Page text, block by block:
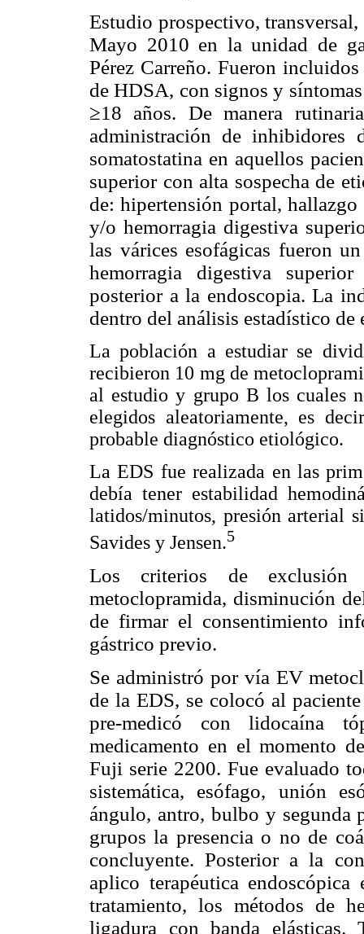
Estudio prospectivo,
Mayo 2010 en la unidad de
Pérez Carreño. Fueron
de HDSA, con signos y
≥18 años. De manera
administración de inhibidores
somatostatina en aquellos
superior con alta sospecha de
de: hipertensión portal,
y/o hemorragia digestiva
las várices esofágicas fueron
hemorragia digestiva
posterior a la endoscopia. La
dentro del análisis estadístico de
La población a estudiar se
recibieron 10 mg de
al estudio y grupo B los cuales
elegidos aleatoriamente, es
probable diagnóstico etiológico.
La EDS fue realizada en las
debía tener estabilidad
latidos/minutos, presión arterial
Savides y Jensen.5
Los criterios de exclusión
metoclopramida, disminución
de firmar el consentimiento
gástrico previo.
Se administró por vía EV
de la EDS, se colocó al
pre-medicó con lidocaína
medicamento en el momento
Fuji serie 2200. Fue evaluado
sistemática, esófago, unión
ángulo, antro, bulbo y segunda
grupos la presencia o no de
concluyente. Posterior a la
aplico terapéutica
tratamiento, los métodos de
ligadura con banda elásticas.